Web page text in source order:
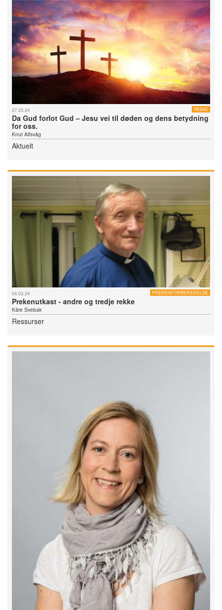
27.03.24 PÅSKE
Da Gud forlot Gud – Jesu vei til døden og dens betydning
for oss.
Knut Alfsvåg
Aktuelt
04.03.24 PREKENFORBEREDELSE
Prekenutkast - andre og tredje rekke
Kåre Svebak
Ressurser